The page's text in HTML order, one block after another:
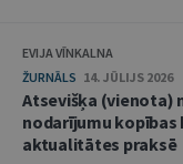
EVIJA VĪNKALNA
ŽURNĀLS 14. JŪLIJS 2026
Atsevišķa (vienota)
nodarījumu
aktualitātes praksē